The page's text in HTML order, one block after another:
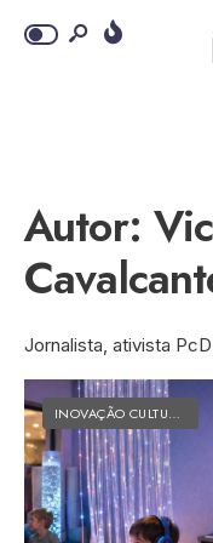
Autor:
Jornalista, ativista
INOVAÇÃO CULTURAL